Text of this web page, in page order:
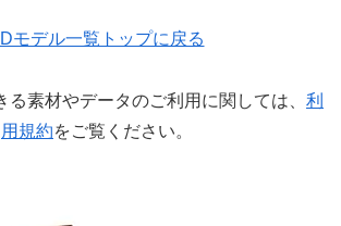
モデル一覧トップに戻る
る素材やデータのご利用に関しては、 利
用規約をご覧ください。